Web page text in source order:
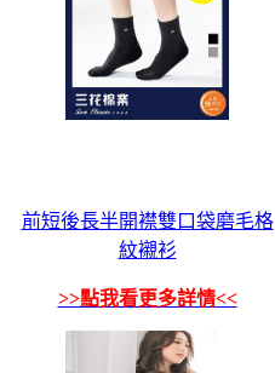
前短後長半開襟雙口袋磨毛格
紋襯衫
>>點我看更多詳情<<